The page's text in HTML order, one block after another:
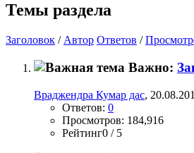
Темы раздела
Заголовок / Автор Ответов /
Важно:
Враджендра Кумар дас,
Ответов: 0
Просмотров: 184,916
Рейтинг0 / 5